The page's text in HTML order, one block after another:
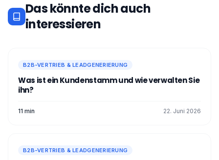
Das könnte dich auch
interessieren
B2B-VERTRIEB & LEADGENERIERUNG
Was ist ein Kundenstamm und wie verwalten Sie
ihn?
11 min 22. Juni 2026
B2B-VERTRIEB & LEADGENERIERUNG